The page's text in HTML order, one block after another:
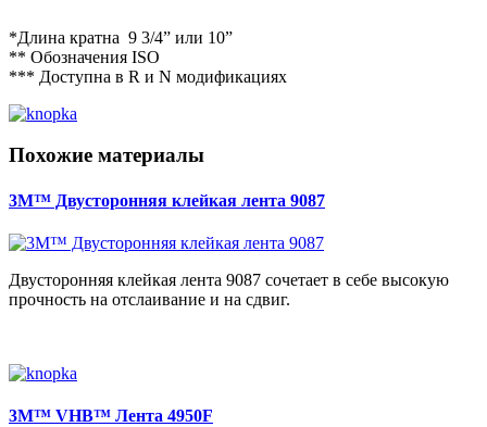
*Длина кратна 9 3/4” или 10”
** Обозначения ISO
*** Доступна в R и N модификациях
Похожие материалы
3M™ Двусторонняя клейкая лента 9087
Двусторонняя клейкая лента 9087 сочетает в себе высокую
прочность на отслаивание и на сдвиг.
3M™ VHB™ Лента 4950F